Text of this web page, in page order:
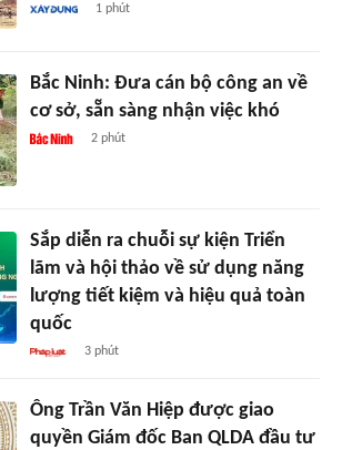
1 phút
Bắc Ninh: Đưa cán bộ công an về
cơ sở, sẵn sàng nhận việc khó
2 phút
Sắp diễn ra chuỗi sự kiện Triển
lãm và hội thảo về sử dụng năng
lượng tiết kiệm và hiệu quả toàn
quốc
3 phút
Ông Trần Văn Hiệp được giao
quyền Giám đốc Ban QLDA đầu tư